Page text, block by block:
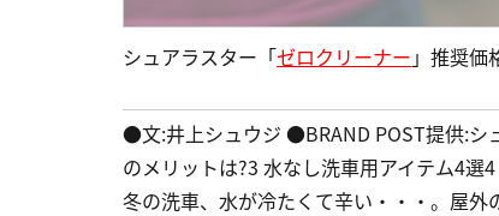
シュアラスター「ゼロクリーナー 」推奨価
●文:井上シュウジ ●BRAND POST提供:シ
のメリットは?3 水なし洗車用アイテム4
冬の洗車、水が冷たくて辛い・・・。屋